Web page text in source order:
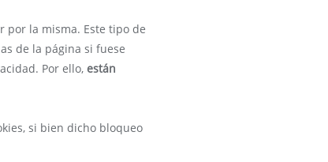
por la misma. Este tipo de
de la página si fuese
Por ello, están
si bien dicho bloqueo